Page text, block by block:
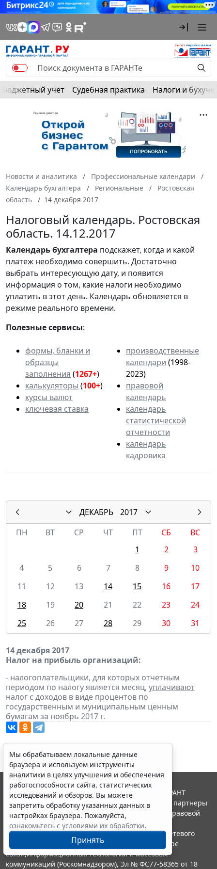
Бюджетный учет Судебная практика Налоги и
Новости и аналитика
Профессиональные календари
Календарь бухгалтера
Региональные
Ростовская
область
14 декабря 2017
Налоговый календарь. Ростовская
область. 14.12.2017
Календарьбухгалтера подскажет, когда и какой
платеж необходимо совершить. Достаточно
выбрать интересующую дату, и появится
информация о том, какие налоги необходимо
уплатить в этот день. Календарь обновляется в
режиме реального времени.
Полезные сервисы:
формы, бланки и
образцы
заполнения (1267+)
калькуляторы (100+)
курсы валют
ключевая ставка
производственные
календари (1998-
2023)
правовой
календарь
календарь
статистической
отчетности
календарь
кадровика
ДЕКАБРЬ
2017
ПН
ВТ СР ЧТ ПТ СБ
ВС
1
2
3
4
5 6 7 8 9
10
11
12 13 14 15 16
17
18
19 20 21 22 23
24
25
26 27 28 29 30 31
14 декабря 2017
Налог на прибыль организаций:
- налогоплательщики, для которых отчетным
периодом по налогу является месяц, уплачивают
налог с доходов в виде процентов по
государственным и муниципальным ценным
бумагам за ноябрь 2017 г.
Мы обрабатываем локальные данные
браузера и используем инструменты
аналитики в целях улучшения и обеспечения
работоспособности сайта, статистических
исследований и обзоров. Вы можете
запретить обработку указанных данных в
настройках браузера. Пожалуйста,
ознакомьтесь с условиями их обработки.
Принять
© ООО "НПП "ГАРАНТ-СЕРВИС", 2026. Система ГАРАНТ
выпускается с 1990 года. Компания "Гарант" и ее партнеры
являются участниками Российской ассоциации правовой
информации ГАРАНТ.
Портал ГАРАНТ.РУ зарегистрирован в качестве сетевого
издания Федеральной службой по надзору в сфере
связи,информационных технологий и массовых
коммуникаций (Роскомнадзором), Эл № ФС77-58365 от 18